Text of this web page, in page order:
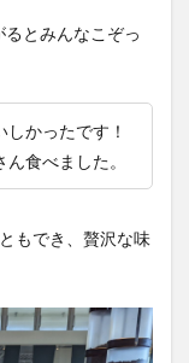
とみんなこぞっ
かったです！
食べました。
もでき、贅沢な味